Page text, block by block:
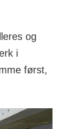
og
i
først,